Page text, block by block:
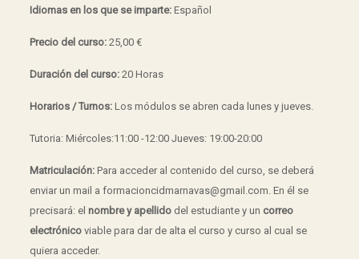
Idiomas en los que se imparte:Español
Precio del curso: 25,00 €
Duración del curso: 20 Horas
Horarios / Turnos: Los módulos se abren cada lunes y jueves.
Tutoria: Miércoles:11:00 -12:00 Jueves: 19:00-20:00
Matriculación: Para acceder al contenido del curso, se deberá
enviar un mail a formacioncidmarnavas@gmail.com. En él se
precisará: el nombre y apellidodel estudiante y un correo
electrónico viable para dar de alta el curso y curso al cual se
quiera acceder.